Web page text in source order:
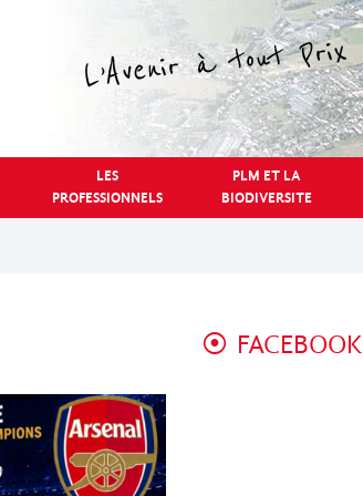
LES
PROFESSIONNELS
PLM ET LA
BIODIVERSITE
FACEBOOK